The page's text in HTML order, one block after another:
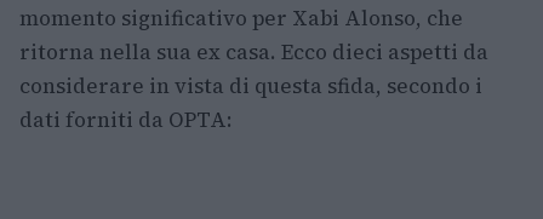
momento significativo per Xabi Alonso, che
ritorna nella sua ex casa. Ecco dieci aspetti da
considerare in vista di questa sfida, secondo i
dati forniti da OPTA: